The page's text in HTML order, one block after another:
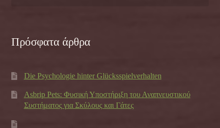
Πρόσφατα άρθρα
Die Psychologie hinter Glücksspielverhalten
Asbrip Pets: Φυσική Υποστήριξη του Αναπνευστικού
Συστήματος για Σκύλους και Γάτες